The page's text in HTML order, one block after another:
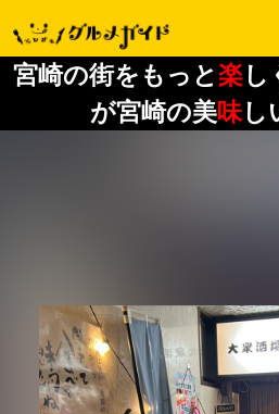
宮崎の街をもっと楽し
が宮崎の美味し